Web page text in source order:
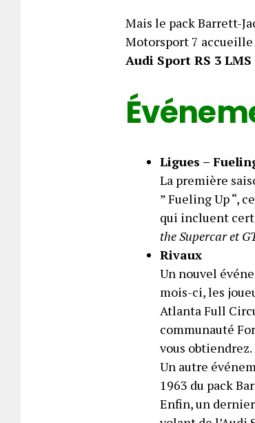
Mais le pack Barrett-
Motorsport 7
Audi Sport RS 3 LMS
Ligues –
La première
” Fueling Up “,
qui incluent
the Supercar et
Rivaux
Un nouvel
mois-ci, les
Atlanta Full
communauté
vous obtiendrez.
Un autre
1963 du pack
Enfin, un